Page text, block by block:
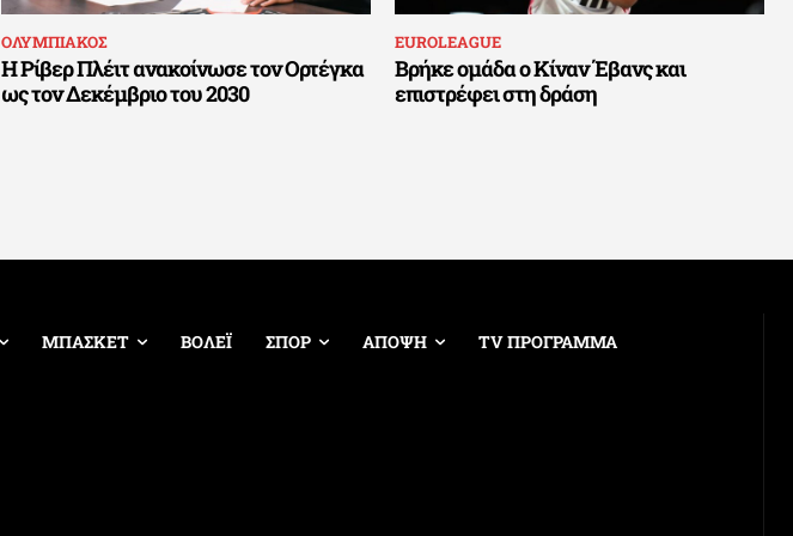
ΟΛΥΜΠΙΑΚΟΣ
Η Ρίβερ Πλέιτ ανακοίνωσε τον Ορτέγκα
ως τον Δεκέμβριο του 2030
EUROLEAGUE
Βρήκε ομάδα ο Κίναν Έβανς και
επιστρέφει στη δράση
ΜΠΑΣΚΕΤ ΒΟΛΕΪ ΣΠΟΡ ΑΠΟΨΗ TV ΠΡΟΓΡΑΜΜΑ